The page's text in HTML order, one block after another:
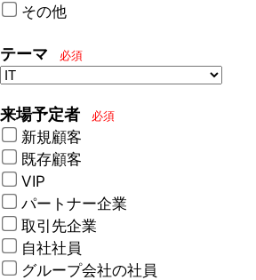
その他
テーマ 必須
来場予定者 必須
新規顧客
既存顧客
VIP
パートナー企業
取引先企業
自社社員
グループ会社の社員